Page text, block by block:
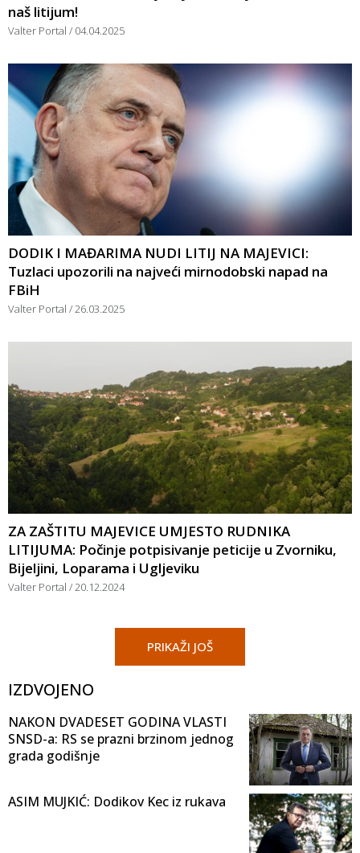
naš litijum!
Valter Portal 04.04.2025
DODIK I MAĐARIMA NUDI LITIJ NA MAJEVICI:
Tuzlaci upozorili na najveći mirnodobski napad na
FBiH
Valter Portal 26.03.2025
ZA ZAŠTITU MAJEVICE UMJESTO RUDNIKA
LITIJUMA: Počinje potpisivanje peticije u Zvorniku,
Bijeljini, Loparama i Ugljeviku
Valter Portal 20.12.2024
PRIKAŽI JOŠ
IZDVOJENO
NAKON DVADESET GODINA VLASTI
SNSD-a: RS se prazni brzinom jednog
grada godišnje
ASIM MUJKIĆ: Dodikov Kec iz rukava